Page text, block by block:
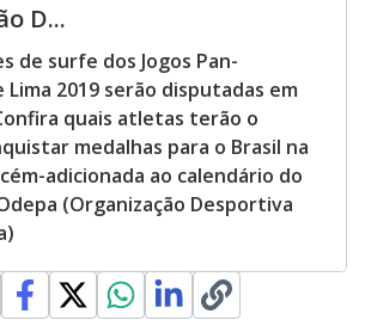
D...
de surfe dos Jogos Pan-
Lima 2019 serão disputadas em
quais atletas terão o
medalhas para o Brasil na
adicionada ao calendário do
(Organização Desportiva